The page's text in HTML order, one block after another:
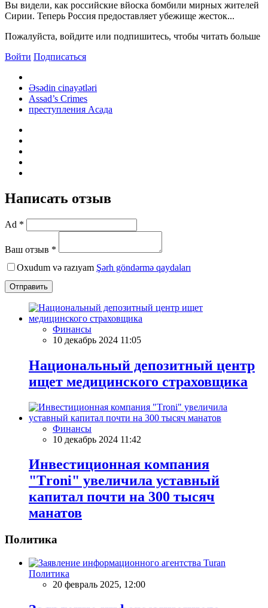
Вы видели, как российские вйоска бомбили мирных жителей
Сирии. Теперь Россия предоставляет убежище жесток...
Пожалуйста, войдите или подпишитесь, чтобы читать больше
Войти Подписаться
Əsədin cinayətləri
Assad’s Crimes
преступления Асада
Написать отзыв
Ad *
Ваш отзыв *
Oxudum və razıyam Şərh göndərmə qaydaları
Отправить
Финансы
10 декабрь 2024 11:05
Национальный депозитный центр
ищет медицинского страховщика
Финансы
10 декабрь 2024 11:42
Инвестиционная компания
"Тroni" увеличила уставный
капитал почти на 300 тысяч
манатов
Политика
Политика
20 февраль 2025, 12:00